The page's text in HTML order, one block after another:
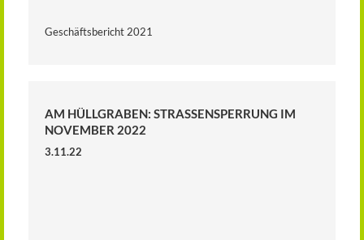
Geschäftsbericht 2021
AM HÜLLGRABEN: STRASSENSPERRUNG IM N
OVEMBER 2022
3.11.22